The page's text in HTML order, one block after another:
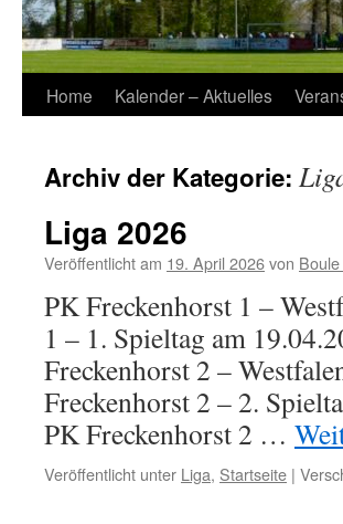
Home Kalender – Aktuelles
Archiv der Kategorie:
Liga 2026
Veröffentlicht am 19. April 2026von
PK Freckenhorst 1 –
1 – 1. Spieltag am
Freckenhorst 2 –
Freckenhorst 2 – 2.
PK Freckenhorst 2 …
Veröffentlicht unter Liga, Startseite |